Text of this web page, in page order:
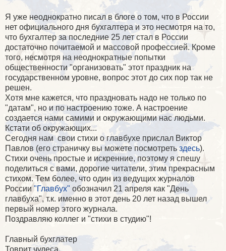
Я уже неоднократно писал в блоге о том, что в России
нет официального дня бухгалтера и это несмотря на то,
что бухгалтер за последние 25 лет стал в России
достаточно почитаемой и массовой профессией. Кроме
того, несмотря на неоднократные попытки
общественности "организовать" этот праздник на
государственном уровне, вопрос этот до сих пор так не
решен.
Хотя мне кажется, что праздновать надо не только по
"датам", но и по настроению тоже. А настроение
создается нами самими и окружающими нас людьми.
Кстати об окружающих...
Сегодня нам свои стихи о главбухе прислал Виктор
Павлов (его страничку вы можете посмотреть здесь).
Стихи очень простые и искренние, поэтому я спешу
поделиться с вами, дорогие читатели, этим прекрасным
стихом. Тем более, что один из ведущих журналов
России "Главбух" обозначил 21 апреля как "День
главбуха", т.к. именно в этот день 20 лет назад вышел
первый номер этого журнала.
Поздравляю коллег и "стихи в студию"!
Главный бухглатер
Товрит чудеса,